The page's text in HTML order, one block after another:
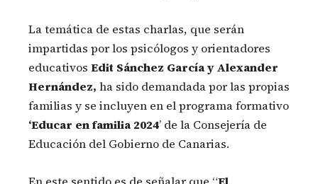
La temática de estas charlas, que serán
impartidas por los psicólogos y orientadores
educativos Edit Sánchez García y Alexander
Hernández, ha sido demandada por las propias
familias y se incluyen en el programa formativo
‘Educar en familia 2024’ de la Consejería de
Educación del Gobierno de Canarias.